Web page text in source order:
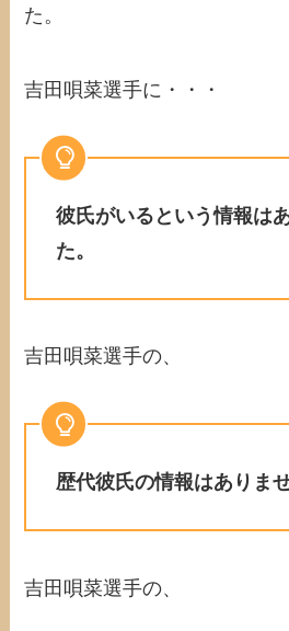
た。
吉田唄菜選手に・・・
彼氏がいるという情報は
た。
吉田唄菜選手の、
歴代彼氏の情報はありま
吉田唄菜選手の、